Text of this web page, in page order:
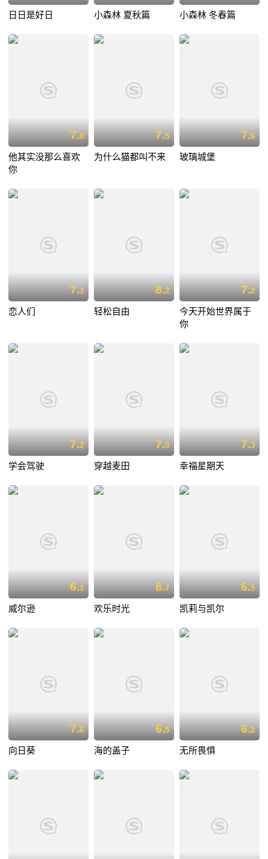
日日是好日 小森林 夏秋篇 小森林 冬春篇
7.8
他其实没那么喜欢
你
7.5
为什么猫都叫不来
7.6
玻璃城堡
7.3
恋人们
8.2
轻松自由
7.2
今天开始世界属于
你
7.2
学会驾驶
7.0
穿越麦田
7.3
幸福星期天
6.1
威尔逊
8.7
欢乐时光
6.5
凯莉与凯尔
7.6
向日葵
6.5
海的盖子
6.2
无所畏惧